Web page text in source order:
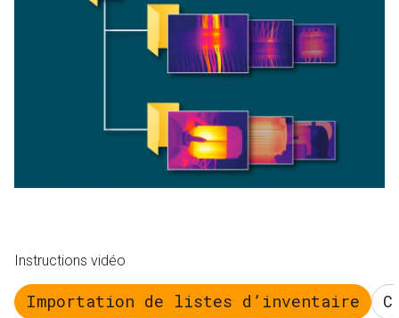
Instructions vidéo
Importation de listes d’inventaire